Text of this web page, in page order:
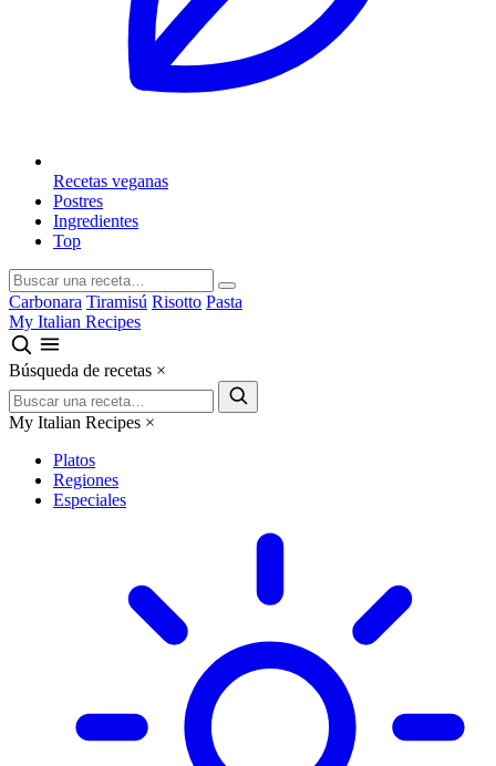
Recetas veganas
Postres
Ingredientes
Top
Carbonara Tiramisú Risotto Pasta
My Italian Recipes
Búsqueda de recetas ×
My Italian Recipes ×
Platos
Regiones
Especiales